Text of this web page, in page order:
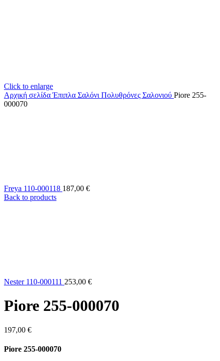
Click to enlarge
Αρχική σελίδαΈπιπλα Σαλόνι Πολυθρόνες Σαλονιού Piore 255-
000070
Freya 110-000118 187,00 €
Back to products
Nester 110-000111 253,00 €
Piore 255-000070
197,00 €
Piore 255-000070